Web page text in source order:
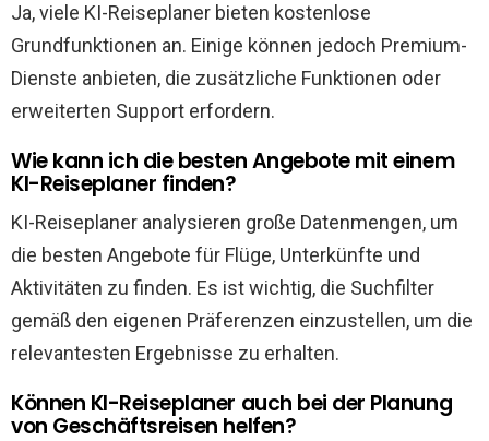
Ja, viele KI-Reiseplaner bieten kostenlose
Grundfunktionen an. Einige können jedoch Premium-
Dienste anbieten, die zusätzliche Funktionen oder
erweiterten Support erfordern.
Wie kann ich die besten Angebote mit einem
KI-Reiseplaner finden?
KI-Reiseplaner analysieren große Datenmengen, um
die besten Angebote für Flüge, Unterkünfte und
Aktivitäten zu finden. Es ist wichtig, die Suchfilter
gemäß den eigenen Präferenzen einzustellen, um die
relevantesten Ergebnisse zu erhalten.
Können KI-Reiseplaner auch bei der Planung
von Geschäftsreisen helfen?